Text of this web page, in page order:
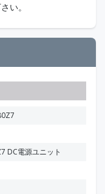
い。
DC電源ユニット